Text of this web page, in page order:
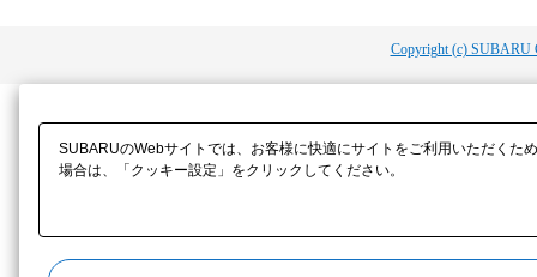
Copyright (c) SUBARU
SUBARUのWebサイトでは、お客様に快適にサイトをご利用いただく
場合は、「クッキー設定」をクリックしてください。​